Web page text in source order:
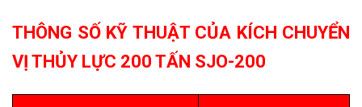
THÔNG SỐ KỸ THUẬT CỦA KÍCH CHUYỂN
VỊ THỦY LỰC 200 TẤN SJO-200